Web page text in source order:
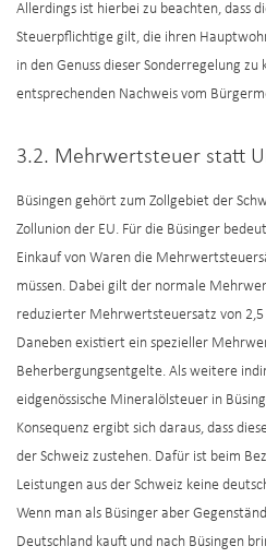
Allerdings ist hierbei zu beachten, dass
Steuerpflichtige gilt, die ihren
in den Genuss dieser Sonderregelung zu
entsprechenden Nachweis vom
3.2. Mehrwertsteuer statt
Büsingen gehört zum Zollgebiet der
Zollunion der EU. Für die Büsinger
Einkauf von Waren die
müssen. Dabei gilt der normale
reduzierter Mehrwertsteuersatz von 2,5
Daneben existiert ein spezieller
Beherbergungsentgelte. Als weitere
eidgenössische Mineralölsteuer in
Konsequenz ergibt sich daraus, dass
der Schweiz zustehen. Dafür ist beim
Leistungen aus der Schweiz keine
Wenn man als Büsinger aber
Deutschland kauft und nach Büsingen